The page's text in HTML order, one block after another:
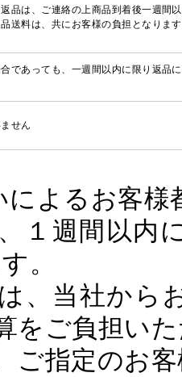
品は、ご連絡の上商品到着後一週間
送料は、共にお客様の負担となりま
であっても、一週間以内に限り返品
せん
によるお客
１週間以
。
、当社か
をご負担い
ご指定のお